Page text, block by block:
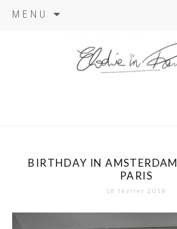
MENU
BIRTHDAY IN
PARIS
18 février 2018